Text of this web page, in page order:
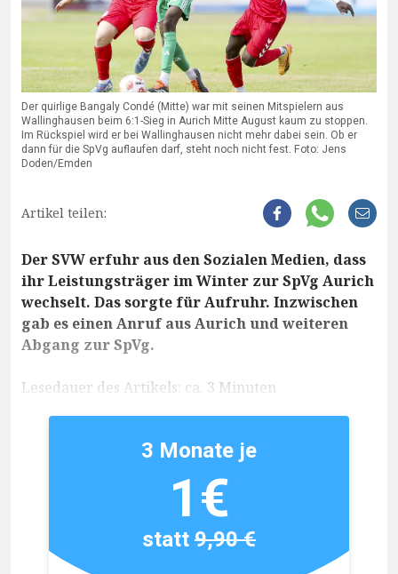
Der quirlige Bangaly Condé (Mitte) war mit seinen Mitspielern aus
Wallinghausen beim 6:1-Sieg in Aurich Mitte August kaum zu stoppen.
Im Rückspiel wird er bei Wallinghausen nicht mehr dabei sein. Ob er
dann für die SpVg auflaufen darf, steht noch nicht fest. Foto: Jens
Doden/Emden
Artikel teilen:
Der SVW erfuhr aus den Sozialen Medien, dass
ihr Leistungsträger im Winter zur SpVg Aurich
wechselt. Das sorgte für Aufruhr. Inzwischen
gab es einen Anruf aus Aurich und weiteren
Abgang zur SpVg.
Lesedauer des Artikels: ca. 3 Minuten
3 Monate je
1€
statt9,90 €